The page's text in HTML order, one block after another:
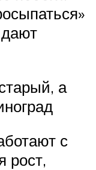
а
с
рост,